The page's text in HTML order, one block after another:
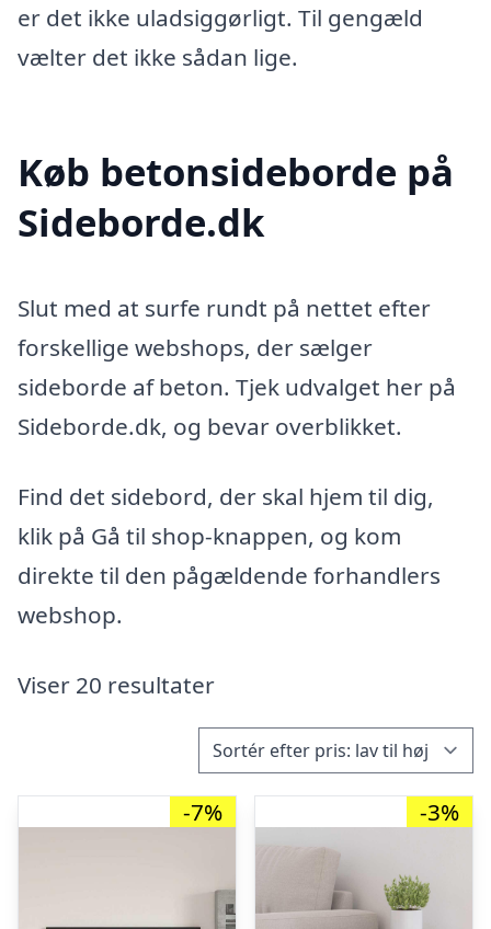
er det ikke uladsiggørligt. Til gengæld
vælter det ikke sådan lige.
Køb betonsideborde på
Sideborde.dk
Slut med at surfe rundt på nettet efter
forskellige webshops, der sælger
sideborde af beton. Tjek udvalget her på
Sideborde.dk, og bevar overblikket.
Find det sidebord, der skal hjem til dig,
klik på Gå til shop-knappen, og kom
direkte til den pågældende forhandlers
webshop.
Viser 20 resultater
-7% -3%